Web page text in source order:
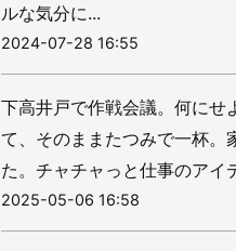
ルな気分に...
2024-07-28 16:55
下高井戸で作戦会議。何にせ
て、そのままたつみで一杯。
た。チャチャっと仕事のアイ
2025-05-06 16:58